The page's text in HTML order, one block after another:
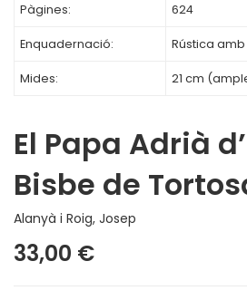
Pàgines: 624
Enquadernació: Rústica
Mides: 21 cm
El Papa Adrià
Bisbe de
Alanyà i Roig, Josep
33,00 €